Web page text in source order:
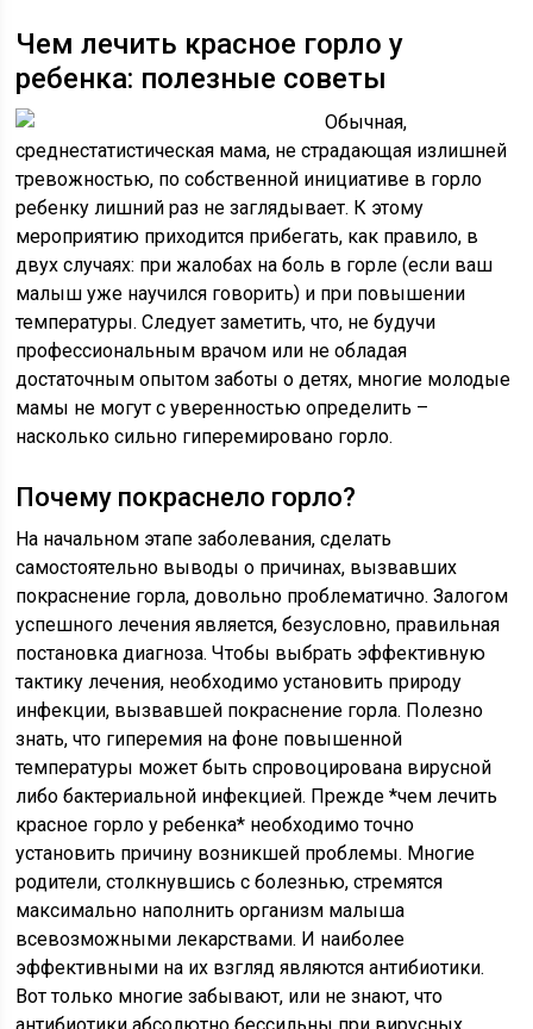
Чем лечить красное горло у
ребенка: полезные советы
Обычная,
среднестатистическая мама, не страдающая излишней
тревожностью, по собственной инициативе в горло
ребенку лишний раз не заглядывает. К этому
мероприятию приходится прибегать, как правило, в
двух случаях: при жалобах на боль в горле (если ваш
малыш уже научился говорить) и при повышении
температуры. Следует заметить, что, не будучи
профессиональным врачом или не обладая
достаточным опытом заботы о детях, многие молодые
мамы не могут с уверенностью определить –
насколько сильно гиперемировано горло.
Почему покраснело горло?
На начальном этапе заболевания, сделать
самостоятельно выводы о причинах, вызвавших
покраснение горла, довольно проблематично. Залогом
успешного лечения является, безусловно, правильная
постановка диагноза. Чтобы выбрать эффективную
тактику лечения, необходимо установить природу
инфекции, вызвавшей покраснение горла. Полезно
знать, что гиперемия на фоне повышенной
температуры может быть спровоцирована вирусной
либо бактериальной инфекцией. Прежде *чем лечить
красное горло у ребенка* необходимо точно
установить причину возникшей проблемы. Многие
родители, столкнувшись с болезнью, стремятся
максимально наполнить организм малыша
всевозможными лекарствами. И наиболее
эффективными на их взгляд являются антибиотики.
Вот только многие забывают, или не знают, что